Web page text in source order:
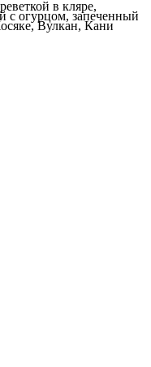
в кляре,
с огурцом, запеченный
Вулкан, Кани